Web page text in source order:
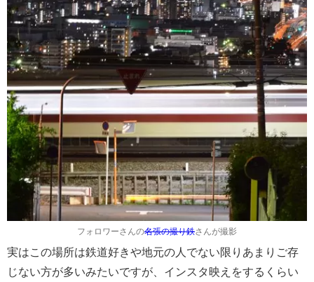
フォロワーさんの名張の撮り鉄さんが撮影
実はこの場所は鉄道好きや地元の人でない限りあまりご存
じない方が多いみたいですが、インスタ映えをするくらい